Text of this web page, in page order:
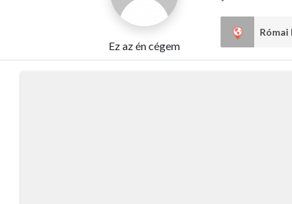
Ez az én cégem